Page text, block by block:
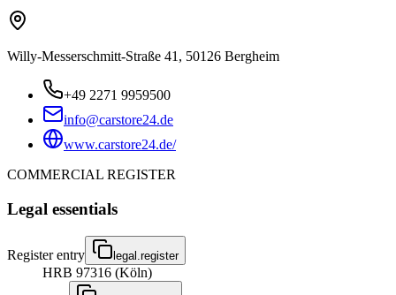
Willy-Messerschmitt-Straße 41, 50126 Bergheim
+49 2271 9959500
info@carstore24.de
www.carstore24.de/
COMMERCIAL REGISTER
Legal essentials
Register entry legal.register
HRB 97316 (Köln)